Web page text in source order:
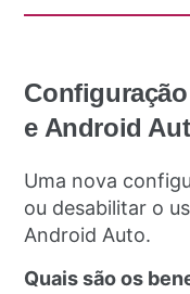
e Android
Uma nova
ou desabilitar o
Android Auto.
Quais são os